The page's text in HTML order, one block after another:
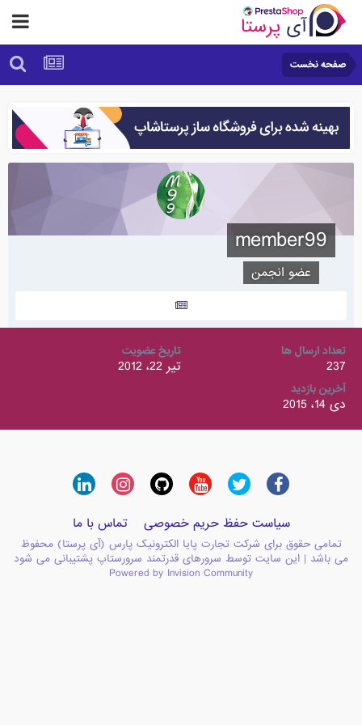
صفحه نخست
member99
عضو انجمن
تعداد ارسال ها
237
تاریخ عضویت
تیر 22، 2012
آخرین بازدید
دی 14، 2015
سیاست حفظ حریم خصوصی تماس با ما
تمامی حقوق برای شرکت تجارت پایا الکترونیک پارس (آی پرستا) محفوظ
می باشد | این سایت توسط سرورهای قدرتمند سرورستاپ پشتیبانی می شود
Powered by Invision Community